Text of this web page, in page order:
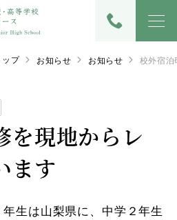
ップ お知らせ お知らせ 校外宿泊
を現地からレ
ます
生は山梨県に、中学２年生